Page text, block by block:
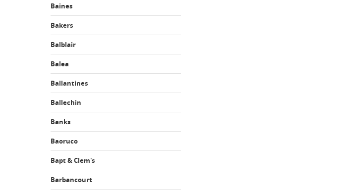
Baines
Bakers
Balblair
Balea
Ballantines
Ballechin
Banks
Baoruco
Bapt & Clem's
Barbancourt